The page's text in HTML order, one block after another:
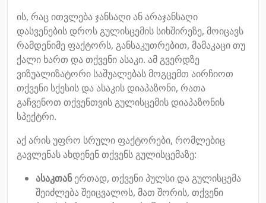
ის, რაც ითვლება ჯანსაღი ან არაჯანსაღი
დასვენების დროს გულისცემის სიხშირეზე, მოიცავს
რამდენიმე ფაქტორს, განსაკუთრებით, მამაკაცი თუ
ქალი ხართ და თქვენი ასაკი. ამ გვერდზე
ვიზუალიზატორი საშუალებას მოგცემთ აირჩიოთ
თქვენი სქესის და ასაკის დიაპაზონი, რათა
გაჩვენოთ თქვენთვის გულისცემის დიაპაზონის
სპექტრი.
აქ არის უფრო სრული ფაქტორები, რომლებიც
გავლენას ახდენენ თქვენს გულისცემაზე:
ასაკთანერთად, თქვენი პულსი და გულისცემა
შეიძლება შეიცვალოს, მათ შორის, თქვენი